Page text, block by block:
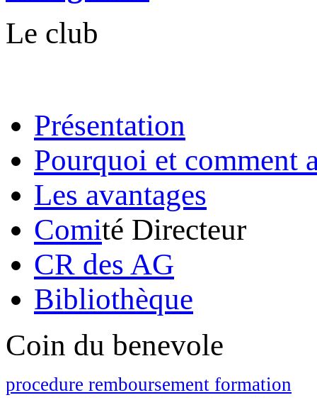
Le club
Présentation
Pourquoi et comment
Les avantages
Comité Directeur
CR des AG
Bibliothèque
Coin du benevole
procedure remboursement formation